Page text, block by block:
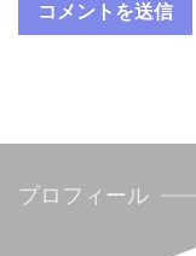
プロフィール